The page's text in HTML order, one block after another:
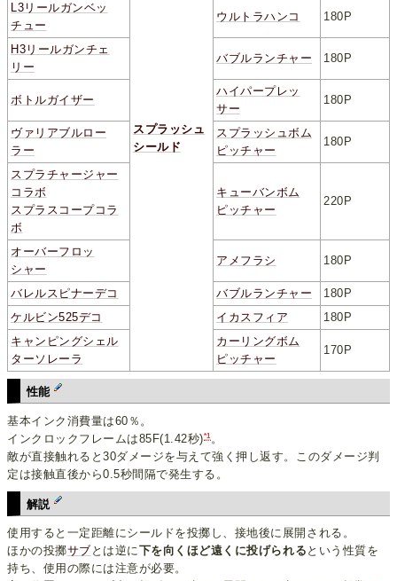
スプラッシュ
シールド
L3リールガンベッ
チュー
ウルトラハンコ 180P
H3リールガンチェ
リー
バブルランチャー 180P
ボトルガイザー
ハイパープレッ
サー
180P
ヴァリアブルロー
ラー
スプラッシュボム
ピッチャー
180P
スプラチャージャー
コラボ
スプラスコープコラ
ボ
キューバンボム
ピッチャー
220P
オーバーフロッ
シャー
アメフラシ 180P
バレルスピナーデコ バブルランチャー
180P
ケルビン525デコ
イカスフィア
180P
キャンピングシェル
ターソレーラ
カーリングボム
ピッチャー
170P
性能
基本インク消費量は60％。
インクロックフレームは85F(1.42秒)*1。
敵が直接触れると30ダメージを与えて強く押し返す。このダメージ判
定は接触直後から0.5秒間隔で発生する。
解説
使用すると一定距離にシールドを投擲し、接地後に展開される。
ほかの投擲サブ とは逆に下を向くほど遠くに投げられる という性質を
持ち、使用の際には注意が必要。